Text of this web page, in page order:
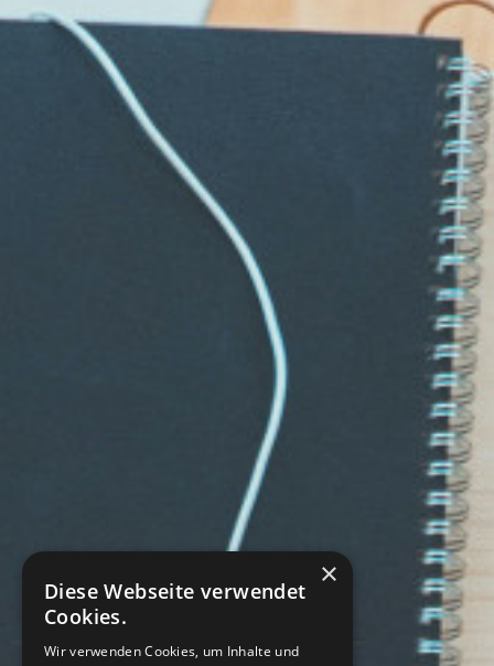
×
Diese Webseite verwendet
Cookies.
Wir verwenden Cookies, um Inhalte und